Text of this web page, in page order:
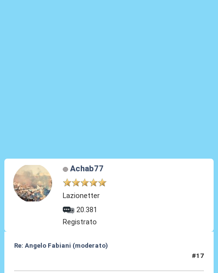
Achab77
Lazionetter
20.381
Registrato
Re: Angelo Fabiani (moderato)
#17